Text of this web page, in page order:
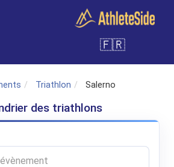
Inscription
🇫🇷
Triathlon Salerno
des triathlons